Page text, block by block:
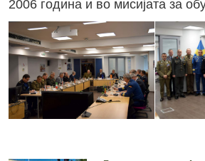
2006 година и во мисијата за